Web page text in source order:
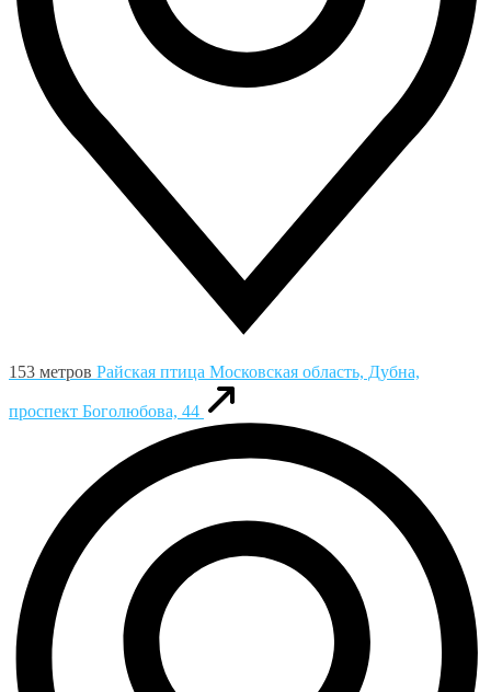
153 метров Райская птица Московская область, Дубна,
проспект Боголюбова, 44